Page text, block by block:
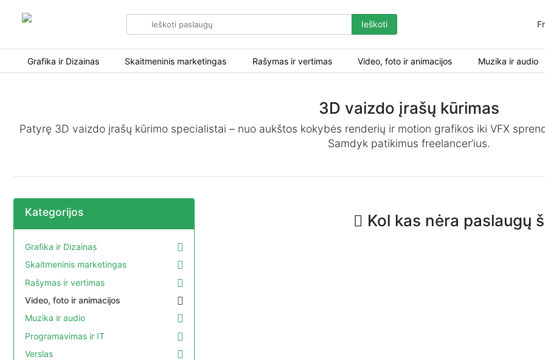
Search
Ieškoti
Grafika ir Dizainas Skaitmeninis marketingas Rašymas ir vertimas Video, foto ir animacijos Muzika ir audio
3D vaizdo įrašų kūrimas
Patyrę 3D vaizdo įrašų kūrimo specialistai – nuo aukštos kokybės renderių ir motion grafikos iki VFX
Samdyk patikimus freelancer’ius.
Kategorijos
Grafika ir Dizainas
Skaitmeninis marketingas
Rašymas ir vertimas
Video, foto ir animacijos
Muzika ir audio
Programavimas ir IT
Verslas
Kol kas nėra paslaugų